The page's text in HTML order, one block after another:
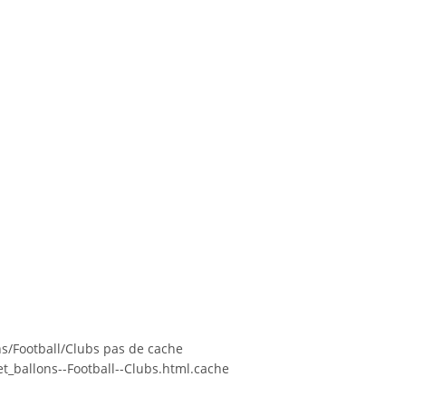
Football/Clubs pas de cache
Football--Clubs.html.cache